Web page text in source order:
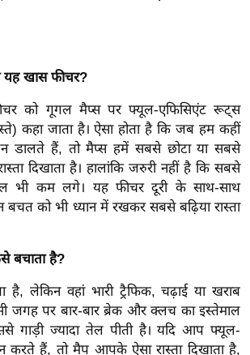
यह खास फीचर?
को गूगल मैप्स पर फ्यूल-एफिसिएंट रूट्स
कहा जाता है। ऐसा होता है कि जब हम कहीं
डालते हैं, तो मैप्स हमें सबसे छोटा या सबसे
दिखाता है। हालांकि जरुरी नहीं है कि सबसे
भी कम लगे। यह फीचर दूरी के साथ-साथ
को भी ध्यान में रखकर सबसे बढ़िया रास्ता
बचाता है?
है, लेकिन वहां भारी ट्रैफिक, चढ़ाई या खराब
जगह पर बार-बार ब्रेक और क्लच का इस्तेमाल
गाड़ी ज्यादा तेल पीती है। यदि आप फ्यूल-
करते हैं, तो मैप आपके ऐसा रास्ता दिखाता है,